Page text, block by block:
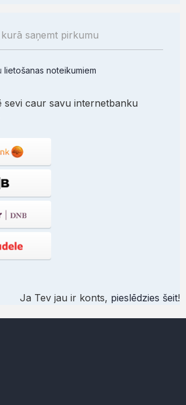
lietošanas noteikumiem
sevi caur savu internetbanku
Ja Tev jau ir konts, pieslēdzies šeit!